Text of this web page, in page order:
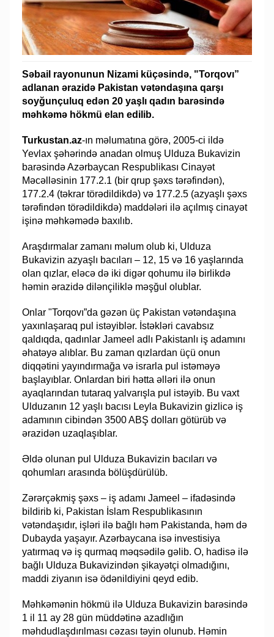
Səbail rayonunun Nizami küçəsində, "Torqovı”
adlanan ərazidə Pakistan vətəndaşına qarşı
soyğunçuluq edən 20 yaşlı qadın barəsində
məhkəmə hökmü elan edilib.
Turkustan.az-ın məlumatına görə, 2005-ci ildə
Yevlax şəhərində anadan olmuş Ulduza Bukavizin
barəsində Azərbaycan Respublikası Cinayət
Məcəlləsinin 177.2.1 (bir qrup şəxs tərəfindən),
177.2.4 (təkrar törədildikdə) və 177.2.5 (azyaşlı şəxs
tərəfindən törədildikdə) maddələri ilə açılmış cinayət
işinə məhkəmədə baxılıb.
Araşdırmalar zamanı məlum olub ki, Ulduza
Bukavizin azyaşlı bacıları – 12, 15 və 16 yaşlarında
olan qızlar, eləcə də iki digər qohumu ilə birlikdə
həmin ərazidə dilənçiliklə məşğul olublar.
Onlar "Torqovı”da gəzən üç Pakistan vətəndaşına
yaxınlaşaraq pul istəyiblər. İstəkləri cavabsız
qaldıqda, qadınlar Jameel adlı Pakistanlı iş adamını
əhatəyə alıblar. Bu zaman qızlardan üçü onun
diqqətini yayındırmağa və israrla pul istəməyə
başlayıblar. Onlardan biri hətta əlləri ilə onun
ayaqlarından tutaraq yalvarışla pul istəyib. Bu vaxt
Ulduzanın 12 yaşlı bacısı Leyla Bukavizin gizlicə iş
adamının cibindən 3500 ABŞ dolları götürüb və
ərazidən uzaqlaşıblar.
Əldə olunan pul Ulduza Bukavizin bacıları və
qohumları arasında bölüşdürülüb.
Zərərçəkmiş şəxs – iş adamı Jameel – ifadəsində
bildirib ki, Pakistan İslam Respublikasının
vətəndaşıdır, işləri ilə bağlı həm Pakistanda, həm də
Dubayda yaşayır. Azərbaycana isə investisiya
yatırmaq və iş qurmaq məqsədilə gəlib. O, hadisə ilə
bağlı Ulduza Bukavizindən şikayətçi olmadığını,
maddi ziyanın isə ödənildiyini qeyd edib.
Məhkəmənin hökmü ilə Ulduza Bukavizin barəsində
1 il 11 ay 28 gün müddətinə azadlığın
məhdudlaşdırılması cəzası təyin olunub. Həmin